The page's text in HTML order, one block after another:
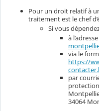
Pour un droit relatif à
traitement est le chef
Si vous
à
via le
https://
par
34064